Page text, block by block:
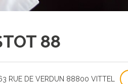
88
RUE DE VERDUN 88800 VITTEL